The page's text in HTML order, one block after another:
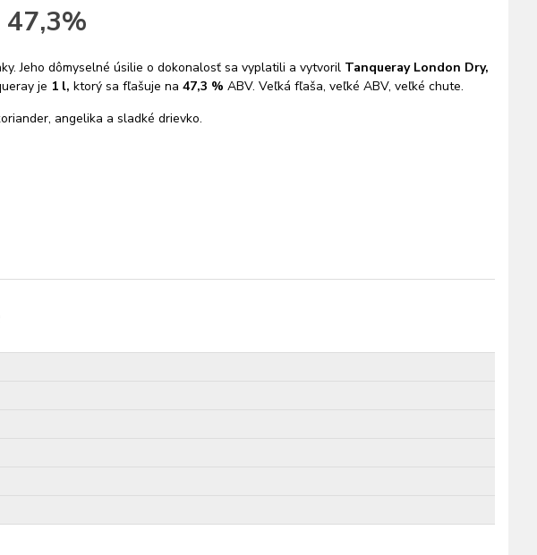
Jeho dômyselné úsilie o dokonalosť sa vyplatili a vytvoril Tanqueray London Dry,
je 1 l, ktorý sa fľašuje na 47,3 % ABV. Veľká fľaša, veľké ABV, veľké chute.
angelika a sladké drievko.